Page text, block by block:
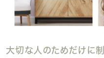
大切な人のためだけに